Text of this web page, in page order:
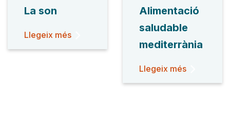
La son
Llegeix més
Alimentació
saludable
mediterrània
Llegeix més